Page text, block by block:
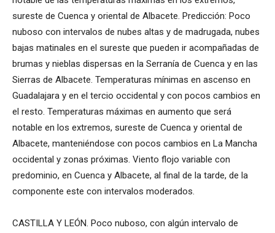
sureste de Cuenca y oriental de Albacete. Predicción: Poco
nuboso con intervalos de nubes altas y de madrugada, nubes
bajas matinales en el sureste que pueden ir acompañadas de
brumas y nieblas dispersas en la Serranía de Cuenca y en las
Sierras de Albacete. Temperaturas mínimas en ascenso en
Guadalajara y en el tercio occidental y con pocos cambios en
el resto. Temperaturas máximas en aumento que será
notable en los extremos, sureste de Cuenca y oriental de
Albacete, manteniéndose con pocos cambios en La Mancha
occidental y zonas próximas. Viento flojo variable con
predominio, en Cuenca y Albacete, al final de la tarde, de la
componente este con intervalos moderados.
CASTILLA Y LEÓN. Poco nuboso, con algún intervalo de